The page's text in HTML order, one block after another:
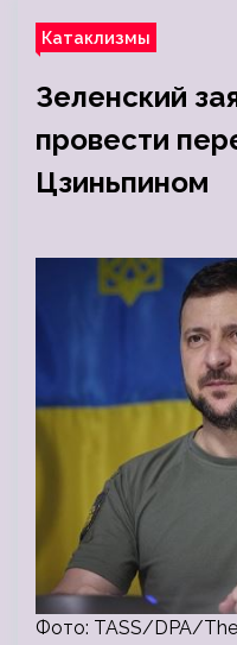
Катаклизмы
Зеленский
провести
Цзиньпином
Фото: TASS/DPA/